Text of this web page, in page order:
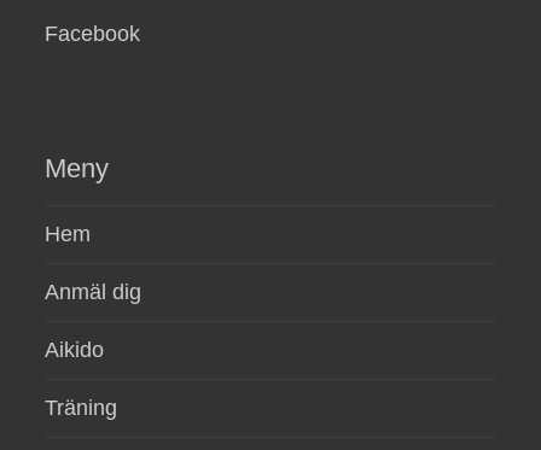
Facebook
Meny
Hem
Anmäl dig
Aikido
Träning